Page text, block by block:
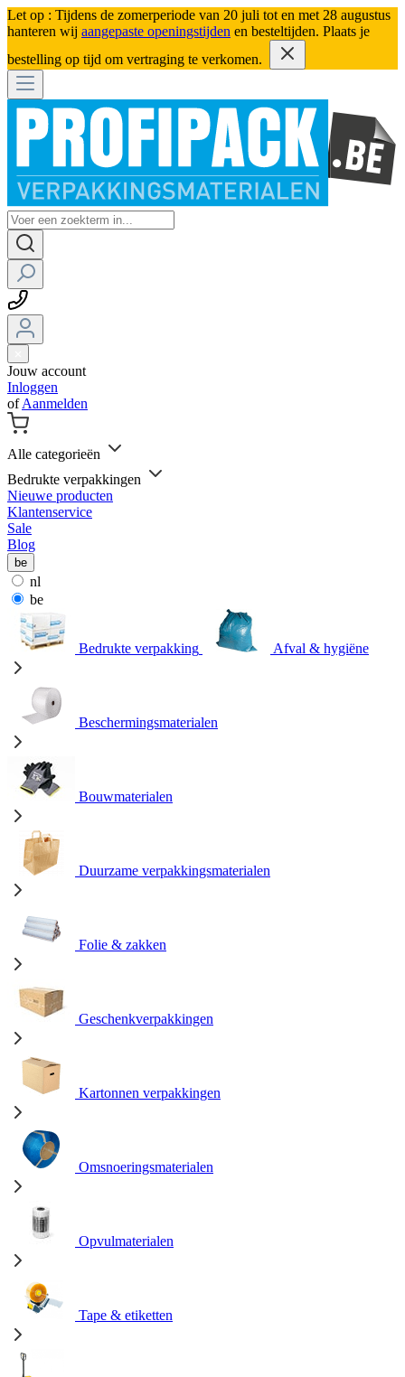
Let op : Tijdens de zomerperiode van 20 juli tot en met 28 augustus
hanteren wij aangepaste openingstijden en besteltijden. Plaats je
bestelling op tijd om vertraging te verkomen.
Jouw account
Inloggen
ofAanmelden
Alle categorieën
Bedrukte verpakkingen
Nieuwe producten
Klantenservice
Sale
Blog
be
nl
be
Bedrukte verpakking Afval & hygiëne
Beschermingsmaterialen
Bouwmaterialen
Duurzame verpakkingsmaterialen
Folie & zakken
Geschenkverpakkingen
Kartonnen verpakkingen
Omsnoeringsmaterialen
Opvulmaterialen
Tape & etiketten